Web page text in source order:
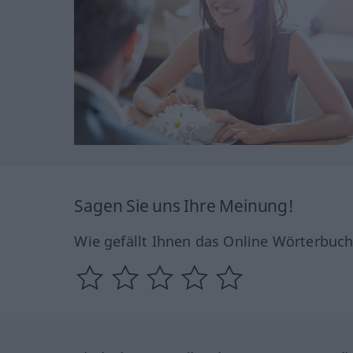
Sagen Sie uns Ihre Meinung!
Wie gefällt Ihnen das Online